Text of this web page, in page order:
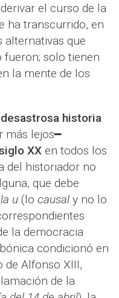
el curso de la
ha transcurrido, en
alternativas que
fueron; solo tienen
la mente de los
historia
más lejos━
XX en todos los
del historiador no
que debe
u (lo causal y no lo
la democracia
condicionó en
de Alfonso XIII,
de la